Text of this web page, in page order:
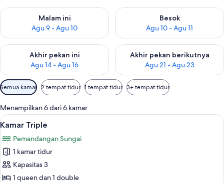
Malam ini
Agu 9 - Agu 10
Periksa ketersediaan untuk malam ini Agu 9 - Agu 10
Besok
Agu 10 - Agu 11
Periksa ketersediaan untuk
Akhir pekan ini
Agu 14 - Agu 16
Periksa ketersediaan untuk akhir pekan ini Agu 14 - Agu 16
Akhir pekan berikutnya
Agu 21 - Agu 23
Periksa ketersediaan untuk
Filter
tersedia
untuk
kamar
Semua kamar 2 tempat tidur 1 tempat tidur 3+ tempat tidur
Menampilkan 6 dari 6 kamar
Lihat
semua
foto
untuk
Kamar
Triple
Kamar Triple | Kedap suara, setrika/
10
Kamar Triple
Pemandangan Sungai
1 kamar tidur
Kapasitas 3
1 queen dan 1 double